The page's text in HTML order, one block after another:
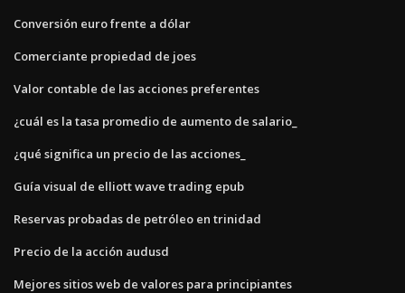
Conversión euro frente a dólar
Comerciante propiedad de joes
Valor contable de las acciones preferentes
¿cuál es la tasa promedio de aumento de salario_
¿qué significa un precio de las acciones_
Guía visual de elliott wave trading epub
Reservas probadas de petróleo en trinidad
Precio de la acción audusd
Mejores sitios web de valores para principiantes